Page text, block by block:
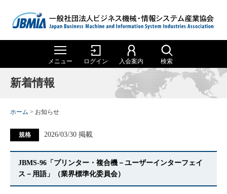
メニュー ログイン 入会案内 検索
ホーム
JBMIA概要
会長挨拶
組織
統計データ
事務機械生産実績
事務機械販売実績
委員会・部会
メニュー一覧
委員会・部会の紹介
Special Contents
ホーム
JBMIA について
JBMIA概要
沿革
役員一覧
役員報酬規程
統計データ
事務機械生産実績
委員会・部会
検 索
新着情報
ホーム > お知らせ
規格 2026/03/30 掲載
JBMS-96「プリンター・複合機－ユーザーインターフェイ
ス－用語」（業界標準化委員会）